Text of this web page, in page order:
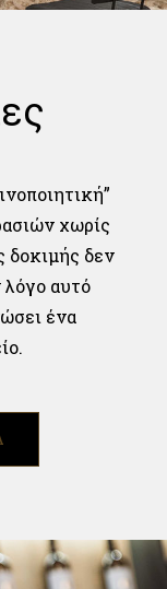
χωρίς
δοκιμής δεν
λόγο αυτό
ένα